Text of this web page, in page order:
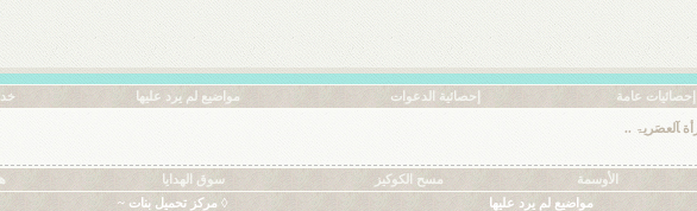
إحصائيات عامة إحصائية الدعوات مواضيع لم يرد عليها
ﺂلعصَريۃ ..
الأوسمة مسح الكوكيز سوق الهدايا
مواضيع لم يرد عليها ◊ مركز تحميل بنات ~